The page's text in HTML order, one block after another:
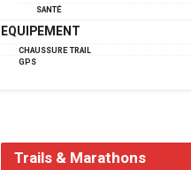
SANTÉ
EQUIPEMENT
CHAUSSURE TRAIL
GPS
Trails & Marathons